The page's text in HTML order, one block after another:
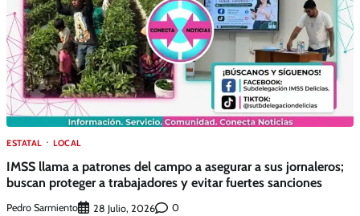
ESTATAL LOCAL
IMSS llama a patrones del campo a asegurar a sus jornaleros;
buscan proteger a trabajadores y evitar fuertes sanciones
Pedro Sarmiento 28 Julio, 2026 0